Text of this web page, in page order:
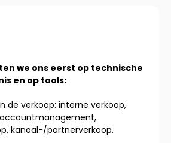
we ons eerst op technische
en op tools:
de verkoop: interne verkoop,
kanaal-/partnerverkoop.